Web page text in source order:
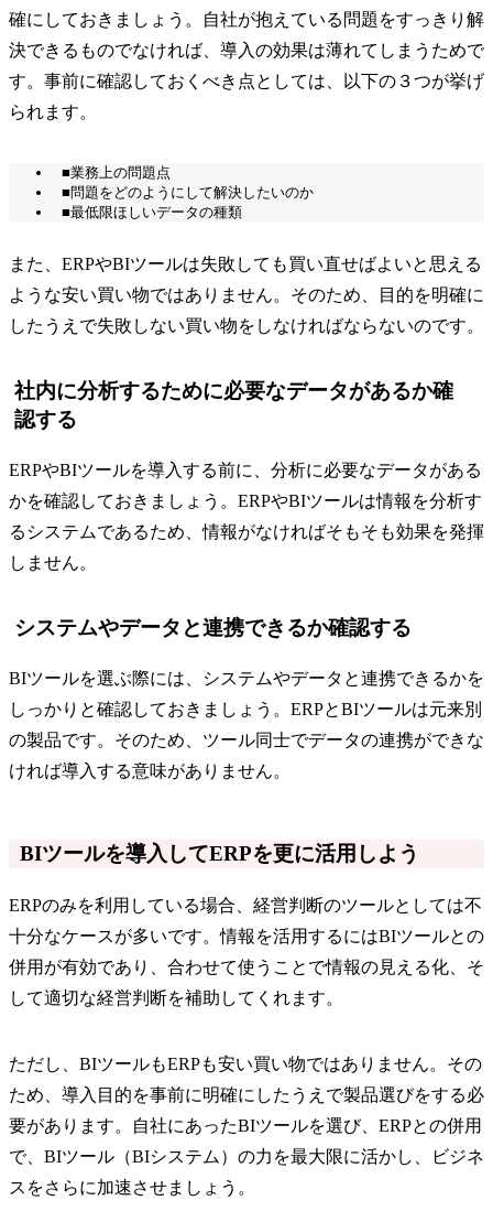
確にしておきましょう。自社が抱えている問題をすっきり解
決できるものでなければ、導入の効果は薄れてしまうためで
す。事前に確認しておくべき点としては、以下の３つが挙げ
られます。
■業務上の問題点
■問題をどのようにして解決したいのか
■最低限ほしいデータの種類
また、ERPやBIツールは失敗しても買い直せばよいと思える
ような安い買い物ではありません。そのため、目的を明確に
したうえで失敗しない買い物をしなければならないのです。
社内に分析するために必要なデータがあるか確
認する
ERPやBIツールを導入する前に、分析に必要なデータがある
かを確認しておきましょう。ERPやBIツールは情報を分析す
るシステムであるため、情報がなければそもそも効果を発揮
しません。
システムやデータと連携できるか確認する
BIツールを選ぶ際には、システムやデータと連携できるかを
しっかりと確認しておきましょう。ERPとBIツールは元来別
の製品です。そのため、ツール同士でデータの連携ができな
ければ導入する意味がありません。
BIツールを導入してERPを更に活用しよう
ERPのみを利用している場合、経営判断のツールとしては不
十分なケースが多いです。情報を活用するにはBIツールとの
併用が有効であり、合わせて使うことで情報の見える化、そ
して適切な経営判断を補助してくれます。
ただし、BIツールもERPも安い買い物ではありません。その
ため、導入目的を事前に明確にしたうえで製品選びをする必
要があります。自社にあったBIツールを選び、ERPとの併用
で、BIツール（BIシステム）の力を最大限に活かし、ビジネ
スをさらに加速させましょう。